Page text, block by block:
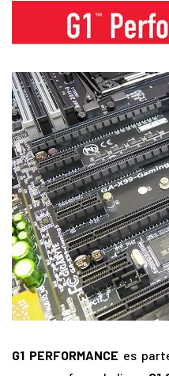
G1 PERFORMANCE es